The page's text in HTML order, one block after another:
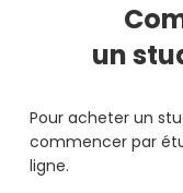
un
Pour acheter un
commencer par
ligne.